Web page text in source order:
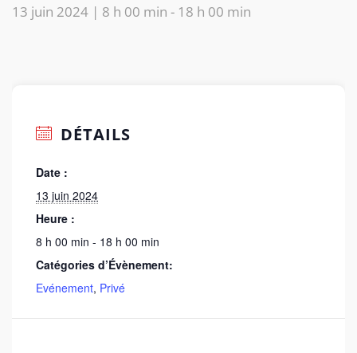
13 juin 2024 | 8 h 00 min - 18 h 00 min
DÉTAILS
Date :
13 juin 2024
Heure :
8 h 00 min - 18 h 00 min
Catégories d’Évènement:
Evénement, Privé